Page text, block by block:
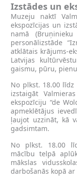
Izstādes un
Muzeju naktī
ekspozīcijas un
namā
personālizstāde
atklātais krājums-
Latvijas
gaismu, pūru,
No plkst. 18.00
izstaigāt
ekspozīciju “de
apmeklētājus
ļaujot uzzināt, kā
gadsimtam.
No plkst. 18.00
mācību telpā
mākslas
darbošanās kopā